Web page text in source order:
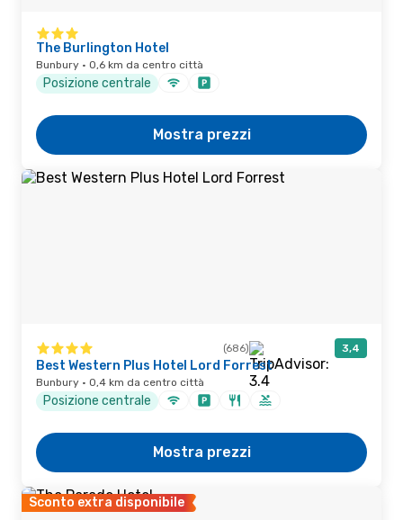
The Burlington Hotel
Bunbury · 0,6 km da centro città
Posizione centrale
Mostra prezzi
(686) 3,4
Best Western Plus Hotel Lord Forrest
Bunbury · 0,4 km da centro città
Posizione centrale
Mostra prezzi
Sconto extra disponibile